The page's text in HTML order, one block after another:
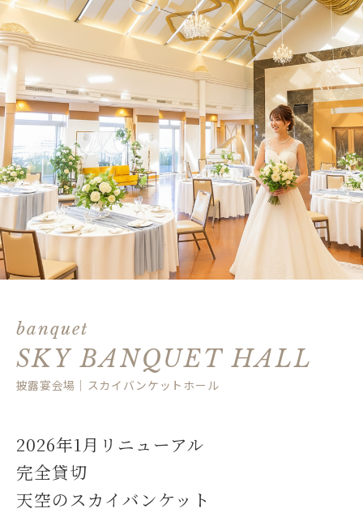
banquet
SKY BANQUET HALL
披露宴会場｜スカイバンケットホール
2026年1月リニューアル
完全貸切
天空のスカイバンケット